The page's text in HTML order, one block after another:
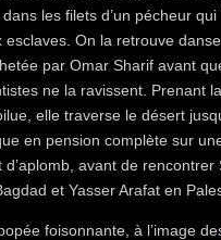
les filets d’un pécheur
esclaves. On la retrouve
par Omar Sharif avant
ne la ravissent. Prenant
elle traverse le désert
en pension complète sur
d’aplomb, avant de rencontrer
et Yasser Arafat en
foisonnante, à l’image